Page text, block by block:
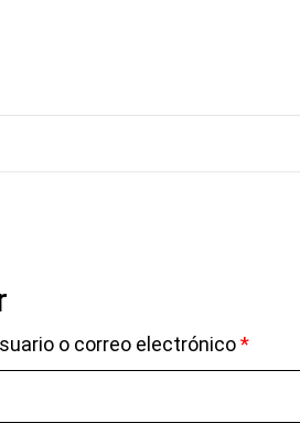
o correo electrónico*